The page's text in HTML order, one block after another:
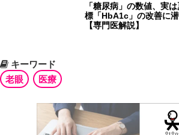
「糖尿病」の数値、実
標「HbA1c」の改善に
【専門医解説】
キーワード
老眼
医療